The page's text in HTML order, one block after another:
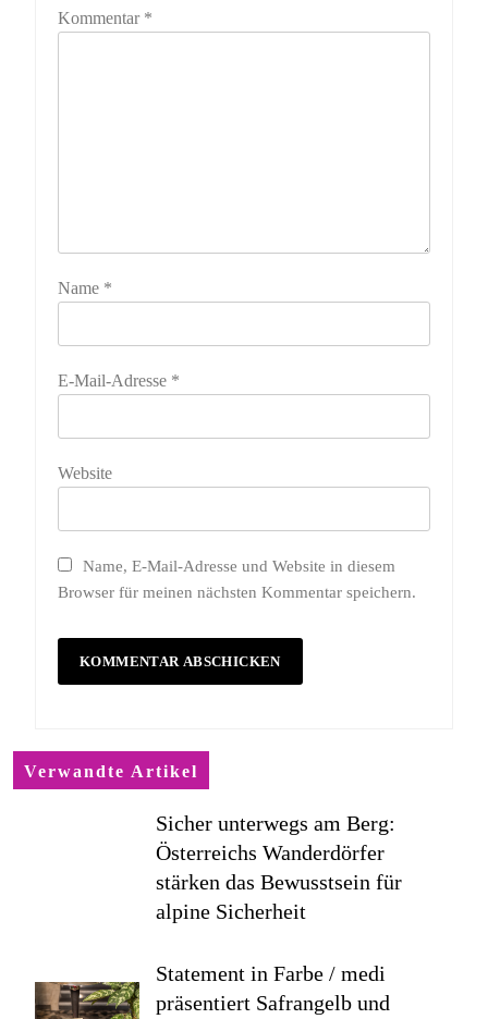
Kommentar *
Name *
E-Mail-Adresse *
Website
Name, E-Mail-Adresse und Website in diesem
Browser für meinen nächsten Kommentar speichern.
Verwandte Artikel
Sicher unterwegs am Berg:
Österreichs Wanderdörfer
stärken das Bewusstsein für
alpine Sicherheit
Statement in Farbe / medi
präsentiert Safrangelb und